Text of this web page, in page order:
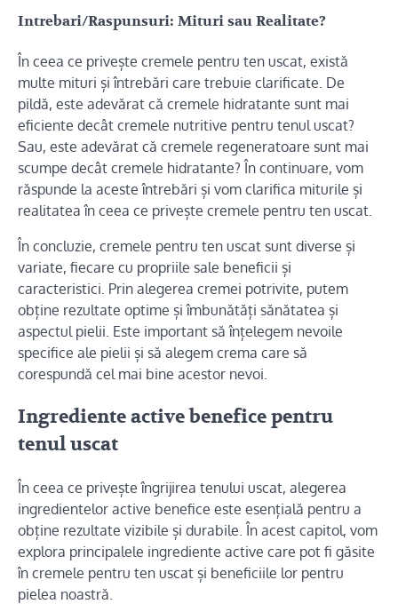
Intrebari/Raspunsuri: Mituri sau Realitate?
În ceea ce privește cremele pentru ten uscat, există
multe mituri și întrebări care trebuie clarificate. De
pildă, este adevărat că cremele hidratante sunt mai
eficiente decât cremele nutritive pentru tenul uscat?
Sau, este adevărat că cremele regeneratoare sunt mai
scumpe decât cremele hidratante? În continuare, vom
răspunde la aceste întrebări și vom clarifica miturile și
realitatea în ceea ce privește cremele pentru ten uscat.
În concluzie, cremele pentru ten uscat sunt diverse și
variate, fiecare cu propriile sale beneficii și
caracteristici. Prin alegerea cremei potrivite, putem
obține rezultate optime și îmbunătăți sănătatea și
aspectul pielii. Este important să înțelegem nevoile
specifice ale pielii și să alegem crema care să
corespundă cel mai bine acestor nevoi.
Ingrediente active benefice pentru
tenul uscat
În ceea ce privește îngrijirea tenului uscat, alegerea
ingredientelor active benefice este esențială pentru a
obține rezultate vizibile și durabile. În acest capitol, vom
explora principalele ingrediente active care pot fi găsite
în cremele pentru ten uscat și beneficiile lor pentru
pielea noastră.